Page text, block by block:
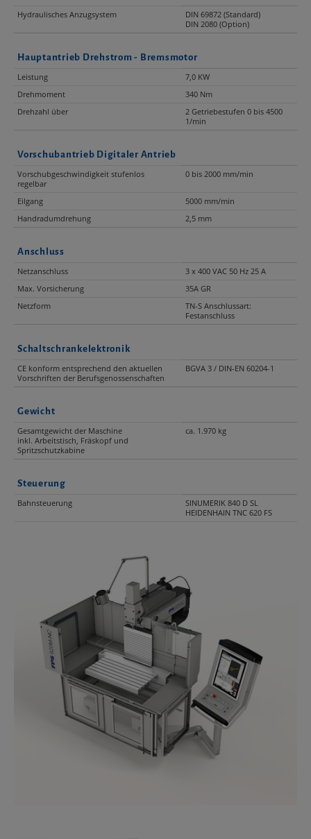
Hydraulisches Anzugsystem
DIN 69872 (Standard)
DIN 2080 (Option)
Hauptantrieb Drehstrom - Bremsmotor
Leistung
7,0 KW
Drehmoment
340 Nm
Drehzahl über
2 Getriebestufen 0 bis 4500
1/min
Vorschubantrieb Digitaler Antrieb
Vorschubgeschwindigkeit stufenlos
regelbar
0 bis 2000 mm/min
Eilgang
5000 mm/min
Handradumdrehung
2,5 mm
Anschluss
Netzanschluss
3 x 400 VAC 50 Hz 25 A
Max. Vorsicherung
35A GR
Netzform
TN-S Anschlussart:
Festanschluss
Schaltschrankelektronik
CE konform entsprechend den aktuellen
Vorschriften der Berufsgenossenschaften
BGVA 3 / DIN-EN 60204-1
Gewicht
Gesamtgewicht der Maschine
inkl. Arbeitstisch, Fräskopf und
Spritzschutzkabine
ca. 1.970 kg
Steuerung
Bahnsteuerung
SINUMERIK 840 D SL
HEIDENHAIN TNC 620 FS